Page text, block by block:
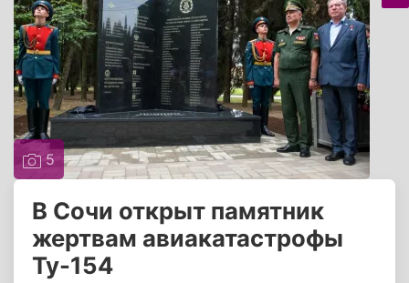
5
В Сочи открыт памятник
жертвам авиакатастрофы
Ту-154